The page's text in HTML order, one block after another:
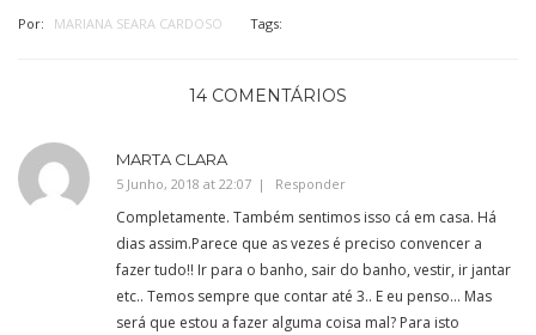
Por: MARIANA SEARA CARDOSO Tags:
14 COMENTÁRIOS
MARTA CLARA
5 Junho, 2018 at 22:07 Responder
Completamente. Também sentimos isso cá em casa. Há
dias assim.Parece que as vezes é preciso convencer a
fazer tudo!! Ir para o banho, sair do banho, vestir, ir jantar
etc.. Temos sempre que contar até 3.. E eu penso… Mas
será que estou a fazer alguma coisa mal? Para isto